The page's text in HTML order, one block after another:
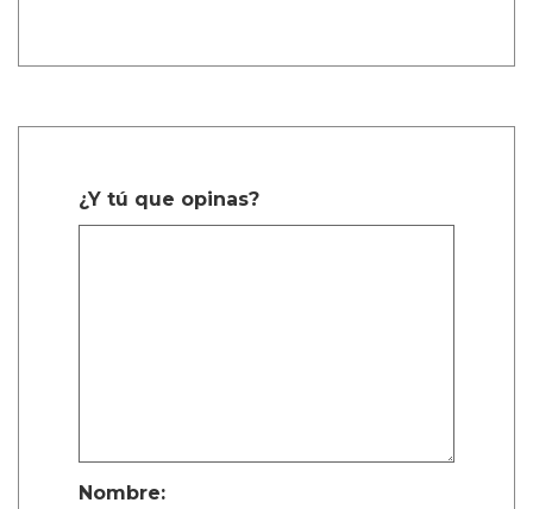
¿Y tú que opinas?
Nombre: